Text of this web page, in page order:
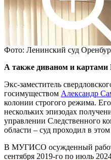
Фото: Ленинский суд
А также диваном и
Экс-заместитель
госимуществом Александр
колонии строгого режима.
нескольких эпизодах
управлении Следственного
области – суд проходил в
В МУГИСО осужденный
сентября 2019-го по июль